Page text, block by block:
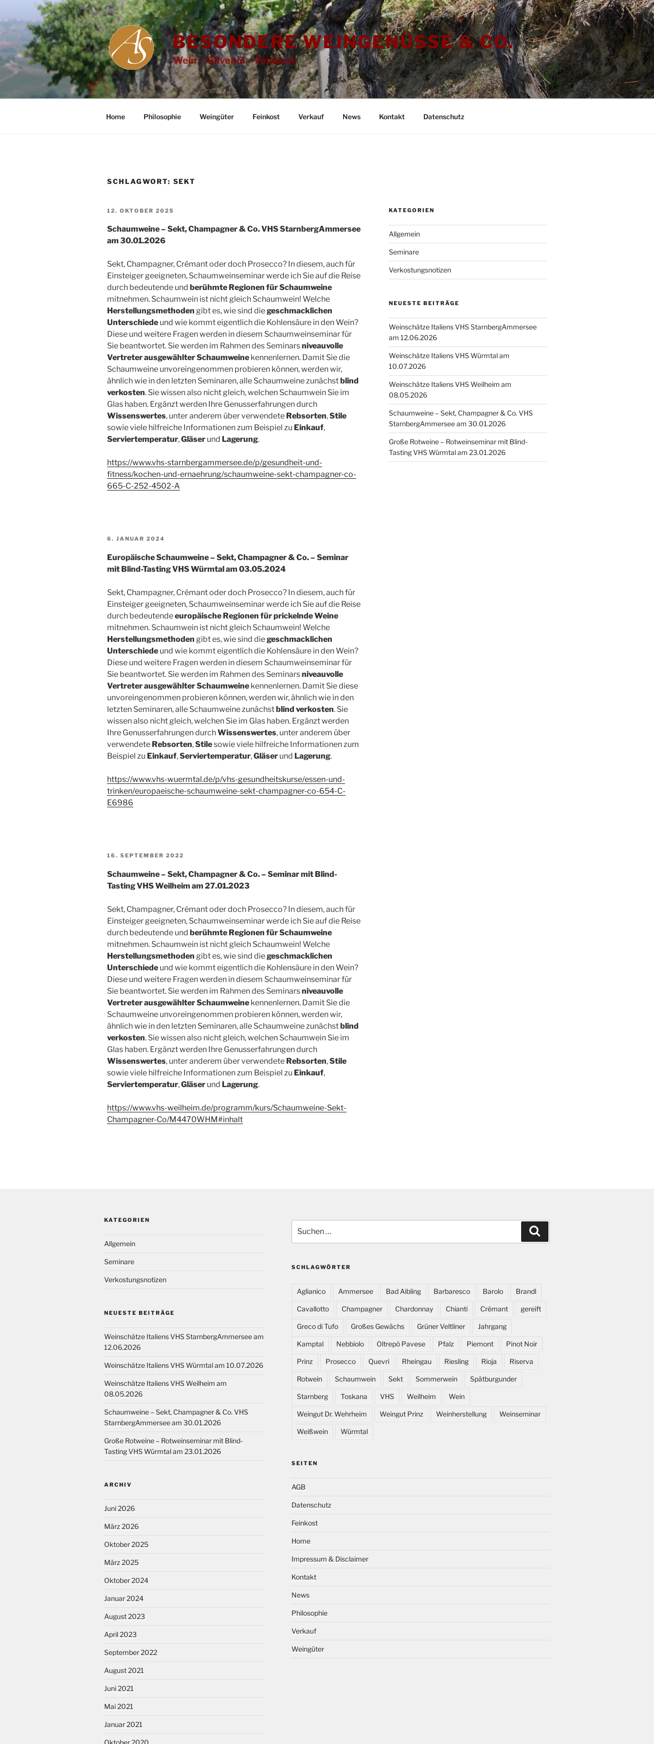
springen
BESONDERE WEINGENÜSSE & CO.
Wein – Olivenöl – Feinkost
Home Philosophie Weingüter Feinkost Verkauf News Kontakt Datenschutz
SCHLAGWORT: SEKT
VERÖFFENTLICHT
12. OKTOBER 2025
Schaumweine – Sekt, Champagner & Co. VHS StarnbergAmmersee
am 30.01.2026
Sekt, Champagner, Crémant oder doch Prosecco? In diesem, auch für
Einsteiger geeigneten, Schaumweinseminar werde ich Sie auf die Reise
durch bedeutende und berühmte Regionen für Schaumweine
mitnehmen. Schaumwein ist nicht gleich Schaumwein! Welche
Herstellungsmethoden gibt es, wie sind diegeschmacklichen
Unterschiede und wie kommt eigentlich die Kohlensäure in den Wein?
Diese und weitere Fragen werden in diesem Schaumweinseminar für
Sie beantwortet. Sie werden im Rahmen des Seminarsniveauvolle
Vertreter ausgewählter Schaumweine kennenlernen. Damit Sie die
Schaumweine unvoreingenommen probieren können, werden wir,
ähnlich wie in den letzten Seminaren, alle Schaumweine zunächst blind
verkosten. Sie wissen also nicht gleich, welchen Schaumwein Sie im
Glas haben. Ergänzt werden Ihre Genusserfahrungen durch
Wissenswertes, unter anderem über verwendete Rebsorten,Stile
sowie viele hilfreiche Informationen zum Beispiel zu Einkauf,
Serviertemperatur,Gläser und Lagerung.
https://www.vhs-starnbergammersee.de/p/gesundheit-und-
fitness/kochen-und-ernaehrung/schaumweine-sekt-champagner-co-
665-C-252-4502-A
VERÖFFENTLICHT
6. JANUAR 2024
Europäische Schaumweine – Sekt, Champagner & Co. – Seminar
mit Blind-Tasting VHS Würmtal am 03.05.2024
Sekt, Champagner, Crémant oder doch Prosecco? In diesem, auch für
Einsteiger geeigneten, Schaumweinseminar werde ich Sie auf die Reise
durch bedeutendeeuropäische Regionen für prickelnde Weine
mitnehmen. Schaumwein ist nicht gleich Schaumwein! Welche
Herstellungsmethoden gibt es, wie sind diegeschmacklichen
Unterschiede und wie kommt eigentlich die Kohlensäure in den Wein?
Diese und weitere Fragen werden in diesem Schaumweinseminar für
Sie beantwortet. Sie werden im Rahmen des Seminarsniveauvolle
Vertreter ausgewählter Schaumweine kennenlernen. Damit Sie diese
unvoreingenommen probieren können, werden wir, ähnlich wie in den
letzten Seminaren, alle Schaumweine zunächstblind verkosten. Sie
wissen also nicht gleich, welchen Sie im Glas haben. Ergänzt werden
Ihre Genusserfahrungen durchWissenswertes, unter anderem über
verwendete Rebsorten,Stilesowie viele hilfreiche Informationen zum
Beispiel zu Einkauf,Serviertemperatur,Gläser und Lagerung.
https://www.vhs-wuermtal.de/p/vhs-gesundheitskurse/essen-und-
trinken/europaeische-schaumweine-sekt-champagner-co-654-C-
E6986
VERÖFFENTLICHT
16. SEPTEMBER 2022
Schaumweine – Sekt, Champagner & Co. – Seminar mit Blind-
Tasting VHS Weilheim am 27.01.2023
Sekt, Champagner, Crémant oder doch Prosecco? In diesem, auch für
Einsteiger geeigneten, Schaumweinseminar werde ich Sie auf die Reise
durch bedeutende und berühmte Regionen für Schaumweine
mitnehmen. Schaumwein ist nicht gleich Schaumwein! Welche
Herstellungsmethoden gibt es, wie sind diegeschmacklichen
Unterschiede und wie kommt eigentlich die Kohlensäure in den Wein?
Diese und weitere Fragen werden in diesem Schaumweinseminar für
Sie beantwortet. Sie werden im Rahmen des Seminarsniveauvolle
Vertreter ausgewählter Schaumweine kennenlernen. Damit Sie die
Schaumweine unvoreingenommen probieren können, werden wir,
ähnlich wie in den letzten Seminaren, alle Schaumweine zunächstblind
verkosten. Sie wissen also nicht gleich, welchen Schaumwein Sie im
Glas haben. Ergänzt werden Ihre Genusserfahrungen durch
Wissenswertes, unter anderem über verwendete Rebsorten,Stile
sowie viele hilfreiche Informationen zum Beispiel zu Einkauf,
Serviertemperatur,Gläser und Lagerung.
https://www.vhs-weilheim.de/programm/kurs/Schaumweine-Sekt-
Champagner-Co/M4470WHM#inhalt
KATEGORIEN
Allgemein
Seminare
Verkostungsnotizen
NEUESTE BEITRÄGE
Weinschätze Italiens VHS StarnbergAmmersee
am 12.06.2026
Weinschätze Italiens VHS Würmtal am
10.07.2026
Weinschätze Italiens VHS Weilheim am
08.05.2026
Schaumweine – Sekt, Champagner & Co. VHS
StarnbergAmmersee am 30.01.2026
Große Rotweine – Rotweinseminar mit Blind-
Tasting VHS Würmtal am 23.01.2026
KATEGORIEN
Allgemein
Seminare
Verkostungsnotizen
NEUESTE BEITRÄGE
Weinschätze Italiens VHS StarnbergAmmersee am
12.06.2026
Weinschätze Italiens VHS Würmtal am 10.07.2026
Weinschätze Italiens VHS Weilheim am
08.05.2026
Schaumweine – Sekt, Champagner & Co. VHS
StarnbergAmmersee am 30.01.2026
Große Rotweine – Rotweinseminar mit Blind-
Tasting VHS Würmtal am 23.01.2026
ARCHIV
Juni 2026
März 2026
Oktober 2025
März 2025
Oktober 2024
Januar 2024
August 2023
April 2023
September 2022
August 2021
Juni 2021
Mai 2021
Januar 2021
Oktober 2020
nach:
SCHLAGWÖRTER
Aglianico Ammersee Bad Aibling Barbaresco Barolo Brandl
Cavallotto Champagner Chardonnay Chianti Crémant gereift
Greco di Tufo Großes Gewächs Grüner Veltliner Jahrgang
Kamptal Nebbiolo Oltrepò Pavese Pfalz Piemont Pinot Noir
Prinz Prosecco Quevri Rheingau Riesling Rioja Riserva
Rotwein Schaumwein Sekt Sommerwein Spätburgunder
Starnberg Toskana VHS Weilheim Wein
Weingut Dr. Wehrheim Weingut Prinz Weinherstellung Weinseminar
Weißwein Würmtal
SEITEN
AGB
Datenschutz
Feinkost
Home
Impressum & Disclaimer
Kontakt
News
Philosophie
Verkauf
Weingüter